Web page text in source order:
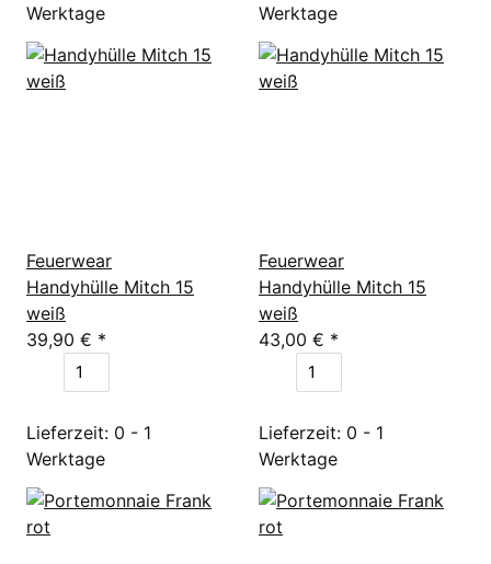
Werktage
Werktage
Feuerwear
Handyhülle Mitch 15
weiß
39,90 € *
Lieferzeit: 0 - 1
Werktage
Feuerwear
Handyhülle Mitch 15
weiß
43,00 € *
Lieferzeit: 0 - 1
Werktage